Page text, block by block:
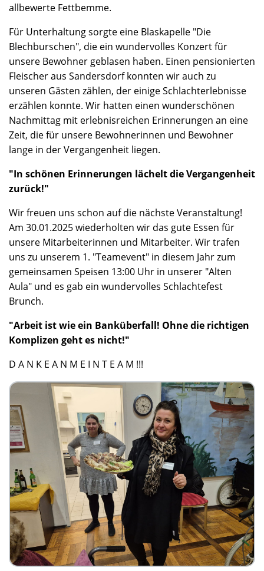
allbewerte Fettbemme.
Für Unterhaltung sorgte eine Blaskapelle "Die
Blechburschen", die ein wundervolles Konzert für
unsere Bewohner geblasen haben. Einen pensionierten
Fleischer aus Sandersdorf konnten wir auch zu
unseren Gästen zählen, der einige Schlachterlebnisse
erzählen konnte. Wir hatten einen wunderschönen
Nachmittag mit erlebnisreichen Erinnerungen an eine
Zeit, die für unsere Bewohnerinnen und Bewohner
lange in der Vergangenheit liegen.
"In schönen Erinnerungen lächelt die Vergangenheit
zurück!"
Wir freuen uns schon auf die nächste Veranstaltung!
Am 30.01.2025 wiederholten wir das gute Essen für
unsere Mitarbeiterinnen und Mitarbeiter. Wir trafen
uns zu unserem 1. "Teamevent" in diesem Jahr zum
gemeinsamen Speisen 13:00 Uhr in unserer "Alten
Aula" und es gab ein wundervolles Schlachtefest
Brunch.
"Arbeit ist wie ein Banküberfall! Ohne die richtigen
Komplizen geht es nicht!"
D A N K E A N M E I N T E A M !!!